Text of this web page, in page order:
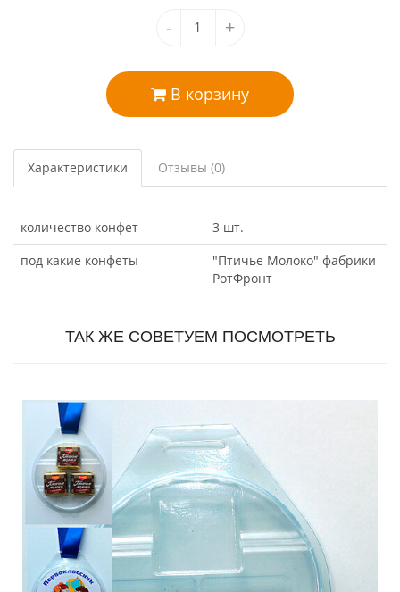
- +
В корзину
Характеристики Отзывы (0)
количество конфет
3 шт.
под какие конфеты
"Птичье Молоко" фабрики
РотФронт
ТАК ЖЕ СОВЕТУЕМ ПОСМОТРЕТЬ